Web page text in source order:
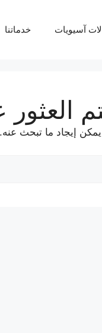
آسيويات خدماتنا
يمكن إيجاد ما تبحث